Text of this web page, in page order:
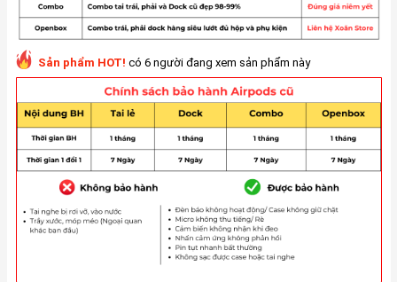
Sản phẩm HOT! có 6 người đang xem sản phẩm này